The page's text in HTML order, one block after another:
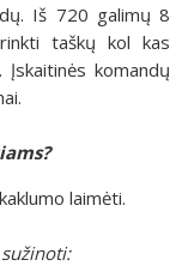
Iš 720 galimų 8
taškų kol kas
komandų
laimėti.